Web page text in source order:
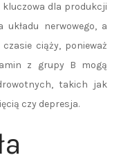
kluczowa dla produkcji
nerwowego, a
ciąży, ponieważ
z grupy B mogą
takich jak
czy depresja.